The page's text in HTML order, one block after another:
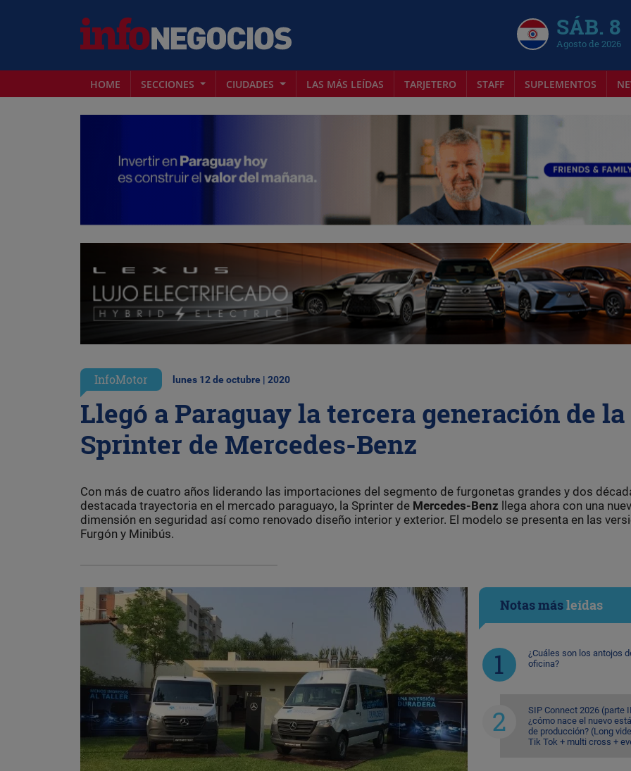
SÁB. 8
Agosto de 2026
HOME SECCIONES CIUDADES LAS MÁS LEÍDAS TARJETERO STAFF SUPLEMENTOS
InfoMotor lunes 12 de octubre | 2020
Llegó a Paraguay la tercera generación de la
Sprinter de Mercedes-Benz
Con más de cuatro años liderando las importaciones del segmento de furgonetas grandes y dos
destacada trayectoria en el mercado paraguayo, la Sprinter de Mercedes-Benz llega ahora con una
dimensión en seguridad así como renovado diseño interior y exterior. El modelo se presenta en las
Furgón y Minibús.
Notas másleídas
¿Cuáles son los antojos
oficina?
SIP Connect 2026 (parte
¿cómo nace el nuevo
de producción? (Long
Tik Tok + multi cross +